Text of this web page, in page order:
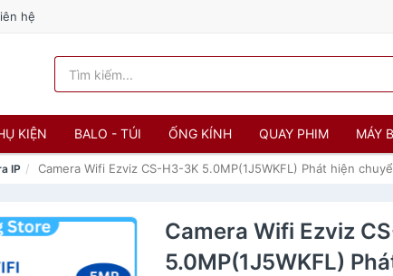
hệ
KIỆN BALO - TÚI ỐNG KÍNH QUAY PHIM MÁY
IP Camera Wifi Ezviz CS-H3-3K 5.0MP(1J5WKFL) Phát hiện
Camera Wifi Ezviz
5.0MP(1J5WKFL)